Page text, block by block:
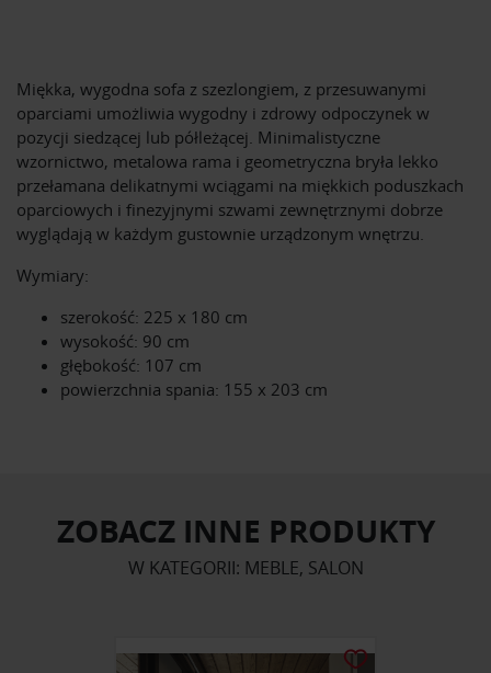
Miękka, wygodna sofa z szezlongiem, z przesuwanymi
oparciami umożliwia wygodny i zdrowy odpoczynek w
pozycji siedzącej lub półleżącej. Minimalistyczne
wzornictwo, metalowa rama i geometryczna bryła lekko
przełamana delikatnymi wciągami na miękkich poduszkach
oparciowych i finezyjnymi szwami zewnętrznymi dobrze
wyglądają w każdym gustownie urządzonym wnętrzu.
Wymiary:
szerokość: 225 x 180 cm
wysokość: 90 cm
głębokość: 107 cm
powierzchnia spania: 155 x 203 cm
ZOBACZ INNE PRODUKTY
W KATEGORII: MEBLE, SALON